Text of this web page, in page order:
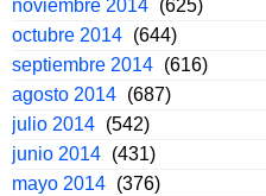
noviembre 2014 (625)
octubre 2014 (644)
septiembre 2014 (616)
agosto 2014 (687)
julio 2014 (542)
junio 2014 (431)
mayo 2014 (376)